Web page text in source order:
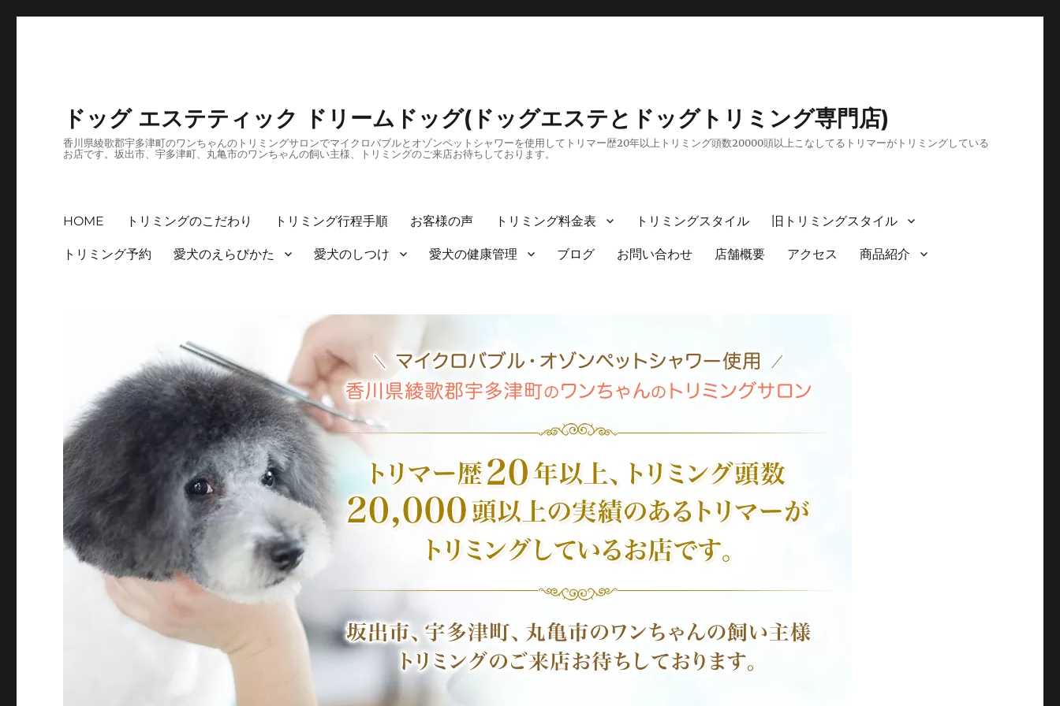
ドッグ エステティック ドリームドッグ(ドッグエステとドッグトリミング専門店)
香川県綾歌郡宇多津町のワンちゃんのトリミングサロンでマイクロバブルとオゾンペットシャワーを使用してトリマー歴20年以上トリミング頭数20000頭以上こなしてるトリマーがトリミングしている
お店です。坂出市、宇多津町、丸亀市のワンちゃんの飼い主様、トリミングのご来店お待ちしております。
HOME トリミングのこだわり トリミング行程手順 お客様の声 トリミング料金表 トリミングスタイル 旧トリミングスタイル
トリミング予約 愛犬のえらびかた 愛犬のしつけ 愛犬の健康管理 ブログ お問い合わせ 店舗概要 アクセス 商品紹介